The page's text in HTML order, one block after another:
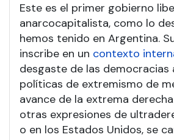
Este es el primer gobierno
anarcocapitalista, como lo
hemos tenido en Argentina.
inscribe en un contexto
desgaste de las democracias
políticas de extremismo de
avance de la extrema
otras expresiones de
o en los Estados Unidos, se